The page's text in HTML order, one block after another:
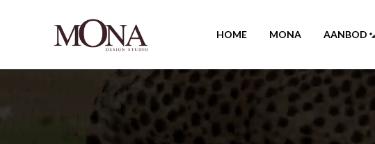
HOME MONA AANBOD